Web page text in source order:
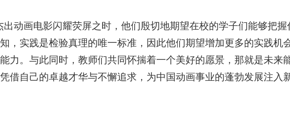
动画电影闪耀荧屏之时，他们殷切地期望在校的学子们能够把握
，实践是检验真理的唯一标准，因此他们期望增加更多的实践机
力。与此同时，教师们共同怀揣着一个美好的愿景，那就是未来
借自己的卓越才华与不懈追求，为中国动画事业的蓬勃发展注入